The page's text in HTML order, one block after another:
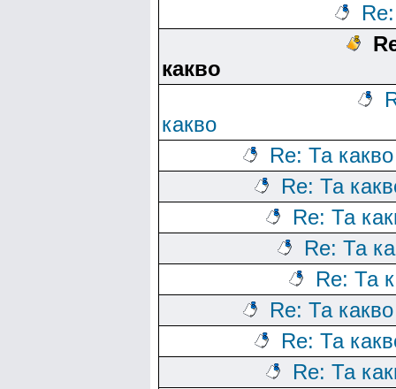
какво
какво
Re: Та какво
Re: Та
Re: Та
Re: Та
Re: Та
Re: Та какво
Re: Та
Re: Та